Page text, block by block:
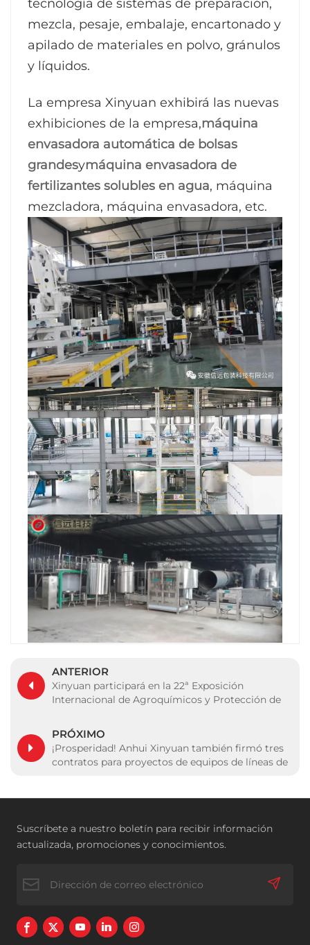
tecnología de sistemas de preparación,
mezcla, pesaje, embalaje, encartonado y
apilado de materiales en polvo, gránulos
y líquidos.
La empresa Xinyuan exhibirá las nuevas
exhibiciones de la empresa,máquina
envasadora automática de bolsas
grandesymáquina envasadora de
fertilizantes solubles en agua, máquina
mezcladora, máquina envasadora, etc.
ANTERIOR
Xinyuan participará en la 22ª Exposición
Internacional de Agroquímicos y Protección de
PRÓXIMO
¡Prosperidad! Anhui Xinyuan también firmó tres
contratos para proyectos de equipos de líneas de
Suscríbete a nuestro boletín para recibir información
actualizada, promociones y conocimientos.